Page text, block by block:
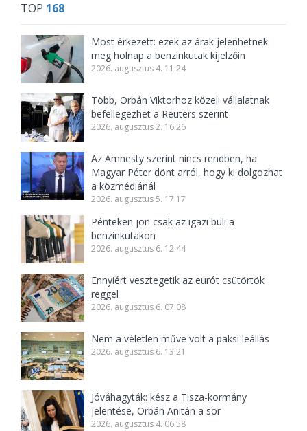
TOP 168
Most érkezett: ezek az árak jelenhetnek
meg holnap a benzinkutak kijelzőin
2026. augusztus 4. 11:24
Több, Orbán Viktorhoz közeli vállalatnak
befellegezhet a Reuters szerint
2026. augusztus 2. 16:26
Az Amnesty szerint nincs rendben, ha
Magyar Péter dönt arról, hogy ki dolgozhat
a közmédiánál
2026. augusztus 5. 17:17
Pénteken jön csak az igazi buli a
benzinkutakon
2026. augusztus 6. 12:44
Ennyiért vesztegetik az eurót csütörtök
reggel
2026. augusztus 6. 07:08
Nem a véletlen műve volt a paksi leállás
2026. augusztus 6. 13:21
Jóváhagyták: kész a Tisza-kormány
jelentése, Orbán Anitán a sor
2026. augusztus 4. 06:58